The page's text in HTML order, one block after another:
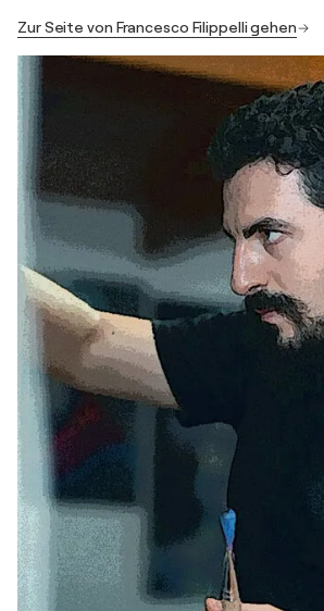
Zur Seite von Francesco Filippelli gehen